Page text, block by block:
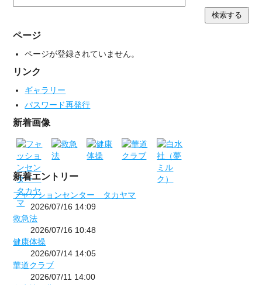
ページ
ページが登録されていません。
リンク
ギャラリー
パスワード再発行
新着画像
新着エントリー
フャッションセンター タカヤマ
2026/07/16 14:09
救急法
2026/07/16 10:48
健康体操
2026/07/14 14:05
華道クラブ
2026/07/11 14:00